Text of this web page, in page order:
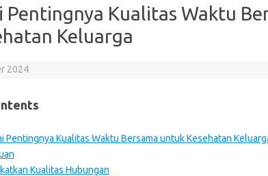
Pentingnya Kualitas Waktu
Keluarga
2024
Pentingnya Kualitas Waktu Bersama untuk Kesehatan
Kualitas Hubungan